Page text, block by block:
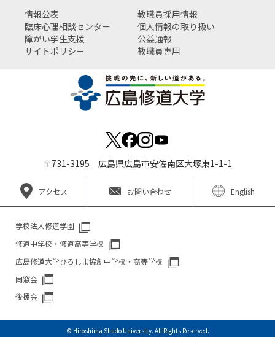
情報公表
教職員採用情報
臨床心理相談センター
個人情報の取り扱い
障がい学生支援
公益通報
サイトポリシー
教職員専用
〒731-3195 広島県広島市安佐南区大塚東1-1-1
アクセス お問い合わせ English
学校法人修道学園
修道中学校・修道高等学校
広島修道大学ひろしま協創中学校・高等学校
同窓会
後援会
© Hiroshima Shudo University. All Rights Reserved.